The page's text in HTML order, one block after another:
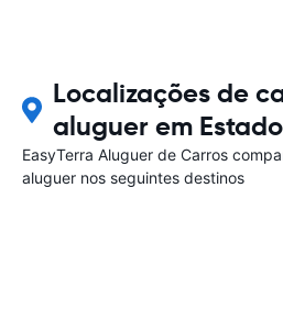
Localizações de
aluguer em
EasyTerra Aluguer de Carros
aluguer nos seguintes destinos